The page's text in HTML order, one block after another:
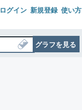
ログイン 新規登録 使い方
グラフを見る